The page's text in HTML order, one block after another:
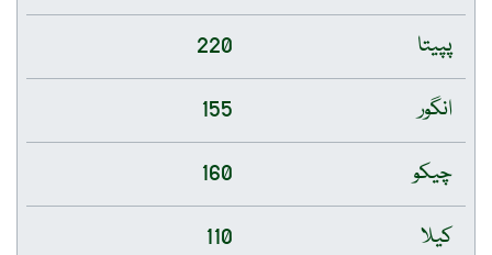
پپیتا
220
انگور
155
چیکو
160
کیلا
110